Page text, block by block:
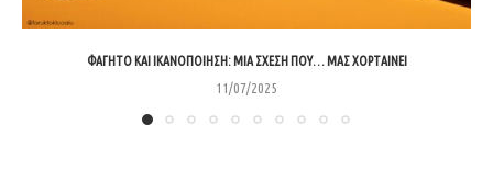
ΦΑΓΗΤΌ ΚΑΙ ΙΚΑΝΟΠΟΊΗΣΗ: ΜΙΑ ΣΧΈΣΗ ΠΟΥ… ΜΑΣ ΧΟΡΤΑΊΝΕΙ
11/07/2025